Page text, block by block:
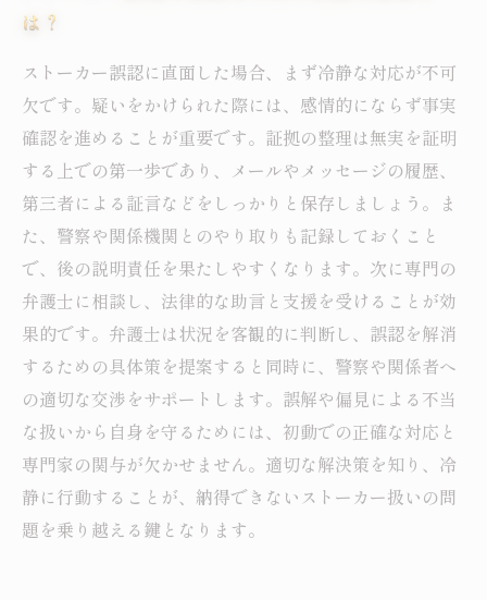
は？
ストーカー誤認に直面した場合、まず冷静な対応が不可
欠です。疑いをかけられた際には、感情的にならず事実
確認を進めることが重要です。証拠の整理は無実を証明
する上での第一歩であり、メールやメッセージの履歴、
第三者による証言などをしっかりと保存しましょう。ま
た、警察や関係機関とのやり取りも記録しておくこと
で、後の説明責任を果たしやすくなります。次に専門の
弁護士に相談し、法律的な助言と支援を受けることが効
果的です。弁護士は状況を客観的に判断し、誤認を解消
するための具体策を提案すると同時に、警察や関係者へ
の適切な交渉をサポートします。誤解や偏見による不当
な扱いから自身を守るためには、初動での正確な対応と
専門家の関与が欠かせません。適切な解決策を知り、冷
静に行動することが、納得できないストーカー扱いの問
題を乗り越える鍵となります。